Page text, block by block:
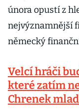
února opustí z
nejvýznamnější
německý
Velcí hráči
které zatím
Chrenek